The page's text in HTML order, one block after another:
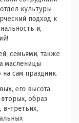
культуры
подход к
и,
семьями, также
масленицы
на сам праздник.
его высота
образ
третьих,